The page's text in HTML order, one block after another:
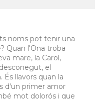
noms pot tenir una
Quan l'Ona troba
mare, la Carol,
el
És llavors quan la
d'un primer amor
mot dolorós i que